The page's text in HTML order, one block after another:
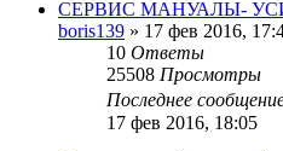
CЕРВИС МАНУАЛЫ-
boris139 » 17 фев 2016,
10 Ответы
25508 Просмотры
Последнее
17 фев 2016, 18:05